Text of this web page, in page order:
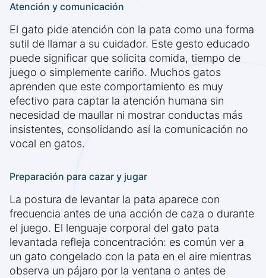
Atención y comunicación
El gato pide atención con la pata como una forma
sutil de llamar a su cuidador. Este gesto educado
puede significar que solicita comida, tiempo de
juego o simplemente cariño. Muchos gatos
aprenden que este comportamiento es muy
efectivo para captar la atención humana sin
necesidad de maullar ni mostrar conductas más
insistentes, consolidando así la comunicación no
vocal en gatos.
Preparación para cazar y jugar
La postura de levantar la pata aparece con
frecuencia antes de una acción de caza o durante
el juego. El lenguaje corporal del gato pata
levantada refleja concentración: es común ver a
un gato congelado con la pata en el aire mientras
observa un pájaro por la ventana o antes de